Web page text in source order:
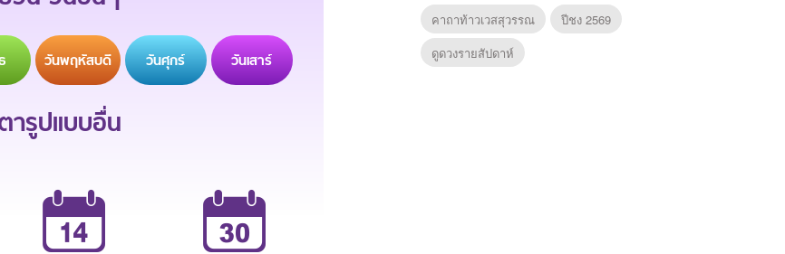
วันพฤหัสบดี วันศุกร์ วันเสาร์
ารูปแบบอื่น
คาถาท้าวเวสสุวรรณ
ปีชง 2569
ดูดวงรายสัปดาห์